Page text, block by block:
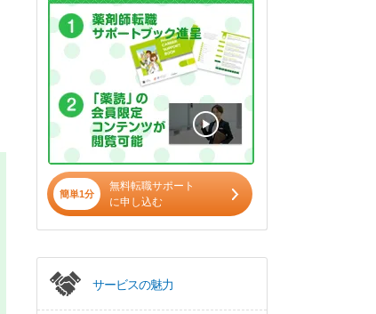
簡単1分
無料転職サポート
に申し込む
サービスの魅力